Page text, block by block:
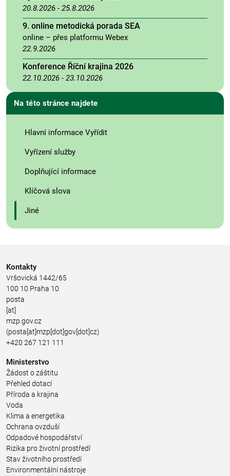
20.8.2026 - 25.8.2026
9. online metodická porada SEA
online – přes platformu Webex
22.9.2026
Konference Říční krajina 2026
22.10.2026 - 23.10.2026
Na této stránce najdete
Hlavní informace Vyřídit
Vyřízení služby
Doplňující informace
Klíčová slova
Jiné
Kontakty
Vršovická 1442/65
100 10 Praha 10
posta
[at]
mzp.gov.cz
(posta[at]mzp[dot]gov[dot]cz)
+420 267 121 111
Ministerstvo
Žádost o záštitu
Přehled dotací
Příroda a krajina
Voda
Klima a energetika
Ochrana ovzduší
Odpadové hospodářství
Rizika pro životní prostředí
Stav životního prostředí
Environmentální nástroje